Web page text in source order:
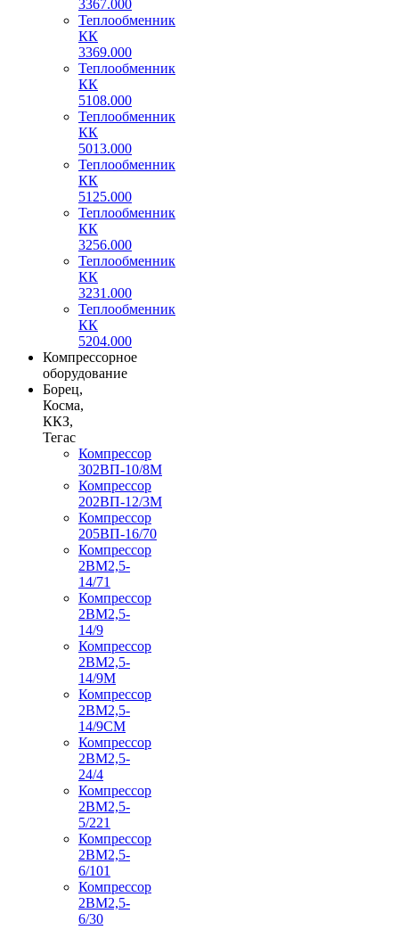
3367.000
Теплообменник
КК
3369.000
Теплообменник
КК
5108.000
Теплообменник
КК
5013.000
Теплообменник
КК
5125.000
Теплообменник
КК
3256.000
Теплообменник
КК
3231.000
Теплообменник
КК
5204.000
Компрессорное
оборудование
Борец,
Косма,
ККЗ,
Тегас
Компрессор
302ВП-10/8М
Компрессор
202ВП-12/3М
Компрессор
205ВП-16/70
Компрессор
2ВМ2,5-
14/71
Компрессор
2ВМ2,5-
14/9
Компрессор
2ВМ2,5-
14/9М
Компрессор
2ВМ2,5-
14/9СМ
Компрессор
2ВМ2,5-
24/4
Компрессор
2ВМ2,5-
5/221
Компрессор
2ВМ2,5-
6/101
Компрессор
2ВМ2,5-
6/30